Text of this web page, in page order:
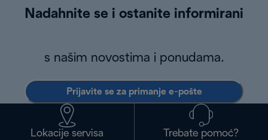
Nadahnite se i ostanite informirani
s našim novostima i ponudama.
Prijavite se za primanje e-pošte
Lokacije servisa
Trebate pomoć?